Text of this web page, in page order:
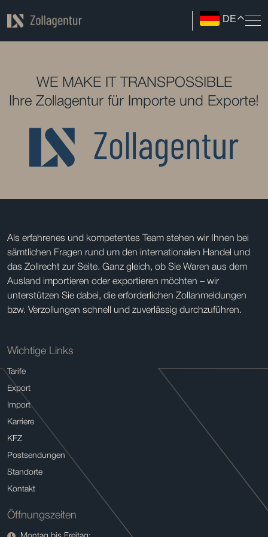
DE
WE MAKE IT TRANSPOSSIBLE
Ihre Zollagentur für Importe und Exporte!
Als erfahrenes und kompetentes Team stehen wir Ihnen bei
sämtlichen Fragen rund um den internationalen Handel und
das Zollrecht zur Seite. Ganz gleich, ob Sie Waren aus dem
Ausland importieren oder exportieren möchten – wir
unterstützen Sie dabei, die erforderlichen Zollanmeldungen
bzw. Verzollungen schnell und zuverlässig durchzuführen.
Wichtige Links
Tarife
Export
Import
Karriere
KFZ
Postsendungen
Standorte
Kontakt
Öffnungszeiten